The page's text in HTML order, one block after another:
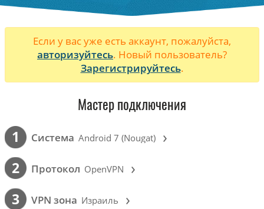
Если у вас уже есть аккаунт, пожалуйста,
авторизуйтесь. Новый пользователь?
Зарегистрируйтесь.
Мастер подключения
1 Cистема Android 7 (Nougat) ›
2 Протокол OpenVPN ›
3 VPN зона Израиль ›